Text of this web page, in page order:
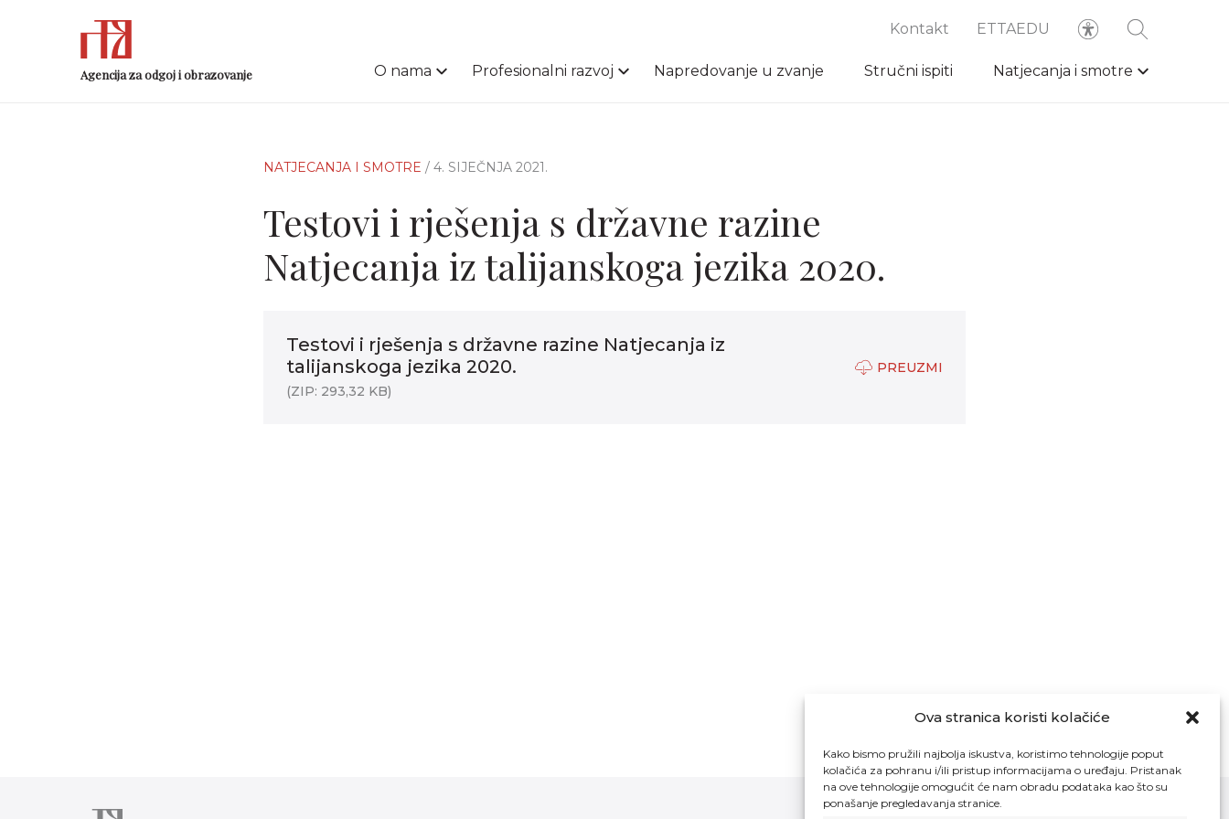
Ova stranica koristi kolačiće
Kako bismo pružili najbolja iskustva, koristimo tehnologije poput
kolačića za pohranu i/ili pristup informacijama o uređaju. Pristanak
na ove tehnologije omogućit će nam obradu podataka kao što su
ponašanje pregledavanja stranice.
Agencija za odgoj i obrazovanje
Kontakt ETTAEDU
O nama Profesionalni razvoj Napredovanje u zvanje Stručni ispiti Natjecanja i smotre
NATJECANJA I SMOTRE / 4. SIJEČNJA 2021.
Testovi i rješenja s državne razine
Natjecanja iz talijanskoga jezika 2020.
Testovi i rješenja s državne razine Natjecanja iz
talijanskoga jezika 2020.
(ZIP: 293,32 KB)
PREUZMI